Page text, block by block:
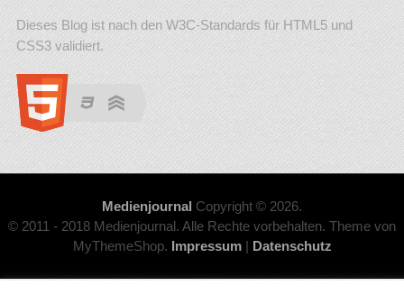
Dieses Blog ist nach den W3C-Standards für HTML5 und
CSS3 validiert.
Medienjournal Copyright © 2026.
© 2011 - 2018 Medienjournal. Alle Rechte vorbehalten. Theme von
MyThemeShop. Impressum| Datenschutz